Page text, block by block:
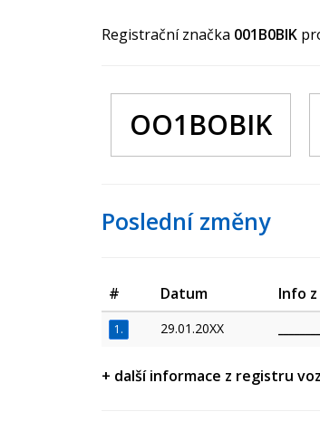
Registrační značka 001B0BIK
OO1BOBIK
Poslední změny
# Datum Info
1. 29.01.20XX
+ další informace z registru